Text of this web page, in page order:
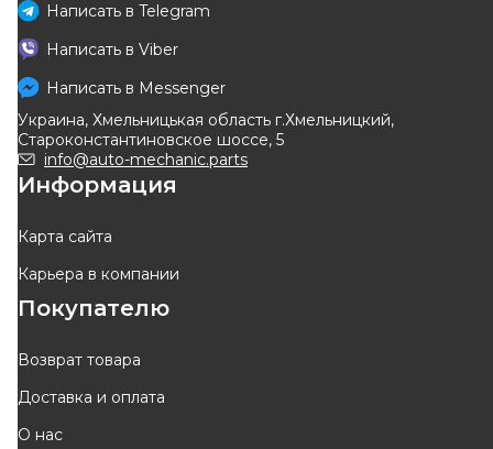
A.B.S.
Подшипник ступицы
передней Renault Master
98-/Fiat Ducato 02-
Код: 200176
1 112 грн
1 001 грн
КУПИТЬ
Отправка
(48x49x84)(к-кт)
1 055 грн
950
- 10 %
AIC
Написать в Telegram
Написать в Viber
Написать в Messenger
Украина, Хмельницькая область г.Хмельницкий,
Староконстантиновское шоссе, 5
info@auto-mechanic.parts
Информация
Карта сайта
Карьера в компании
Покупателю
Возврат товара
Доставка и оплата
О нас